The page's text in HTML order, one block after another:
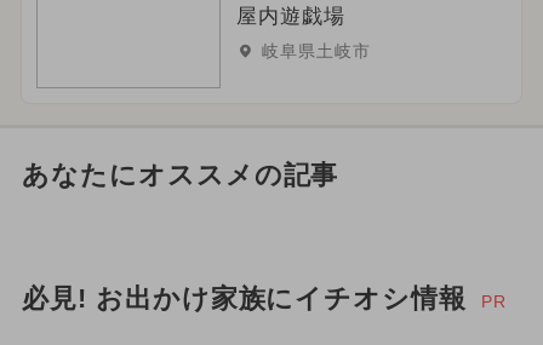
屋内遊戯場
岐阜県土岐市
あなたにオススメの記事
必見! お出かけ家族にイチオシ情報 PR